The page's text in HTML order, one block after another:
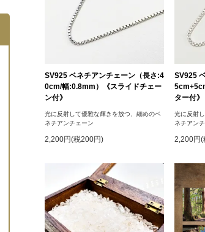
SV925 ベネチアンチェーン（長さ:4
0cm/幅:0.8mm）《スライドチェー
ン付》
光に反射して優雅な輝きを放つ、細めのベ
ネチアンチェーン
2,200円(税200円)
SV925
ター付》
光に反射
ネチアン
2,200円(